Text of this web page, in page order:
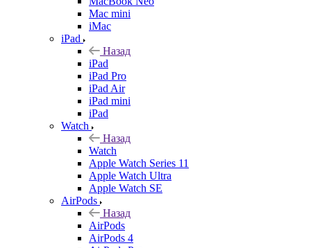
Mac mini
iMac
iPad
Назад
iPad
iPad Pro
iPad Air
iPad mini
iPad
Watch
Назад
Watch
Apple Watch Series 11
Apple Watch Ultra
Apple Watch SE
AirPods
Назад
AirPods
AirPods 4